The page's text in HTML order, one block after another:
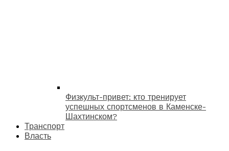
Физкульт-привет: кто тренирует
успешных спортсменов в Каменске-
Шахтинском?
Транспорт
Власть